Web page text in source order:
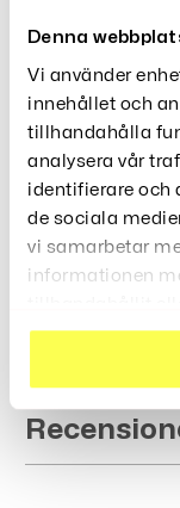
Denna
Vi använder
innehållet och
tillhandahålla
analysera vår
identifierare och
de sociala
vi samarbetar
informationen
använt deras
Motor: 48V
Batteri: 48V
Toppfart: 25
Räckvidd:
Däck: 14 tum
Bromsar:
Fällbar
Vikt: 22 kg